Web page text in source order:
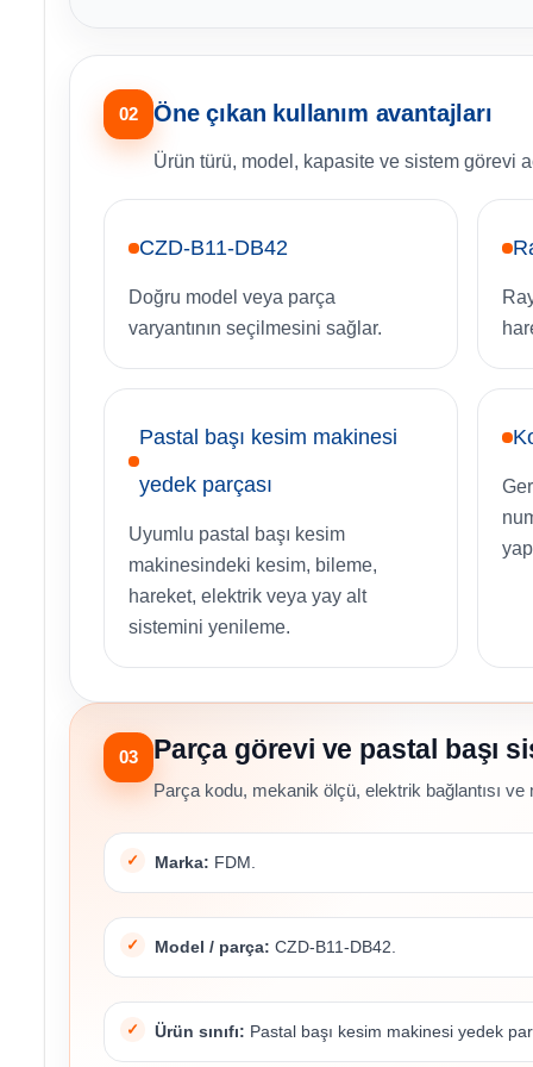
02 Öne çıkan kullanım avantajları
Ürün türü, model, kapasite ve sistem görevi
CZD-B11-DB42
Doğru model veya parça
varyantının seçilmesini sağlar.
Pastal başı kesim makinesi
yedek parçası
Uyumlu pastal başı kesim
makinesindeki kesim, bileme,
hareket, elektrik veya yay alt
sistemini yenileme.
03 Parça görevi ve pastal başı
Parça kodu, mekanik ölçü, elektrik bağlantısı
Marka: FDM.
Model / parça: CZD-B11-DB42.
Ürün sınıfı: Pastal başı kesim makinesi yedek